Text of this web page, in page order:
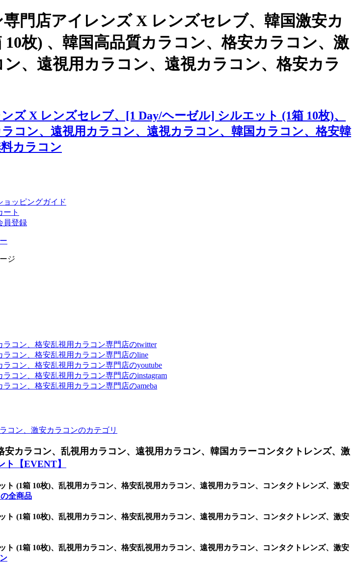
門店アイレンズ X レンズセレブ、韓国激安カ
枚) 、韓国高品質カラコン、格安カラコン、激
、遠視用カラコン、遠視カラコン、格安カラ
X レンズセレブ、[1 Day/ヘーゼル] シルエット (1箱 10枚)、
コン、遠視用カラコン、遠視カラコン、韓国カラコン、格安韓
カラコン
ッピングガイド
ート
員登録
ジ
コン、格安乱視用カラコン専門店のtwitter
コン、格安乱視用カラコン専門店のline
コン、格安乱視用カラコン専門店のyoutube
コン、格安乱視用カラコン専門店のinstagram
コン、格安乱視用カラコン専門店のameba
コン、激安カラコンのカテゴリ
安カラコン、乱視用カラコン、遠視用カラコン、韓国カラーコンタクトレンズ、激
ト【EVENT】
ト (1箱 10枚)、乱視用カラコン、格安乱視用カラコン、遠視用カラコン、コンタクトレンズ、激安
全商品
ト (1箱 10枚)、乱視用カラコン、格安乱視用カラコン、遠視用カラコン、コンタクトレンズ、激安
ト (1箱 10枚)、乱視用カラコン、格安乱視用カラコン、遠視用カラコン、コンタクトレンズ、激安